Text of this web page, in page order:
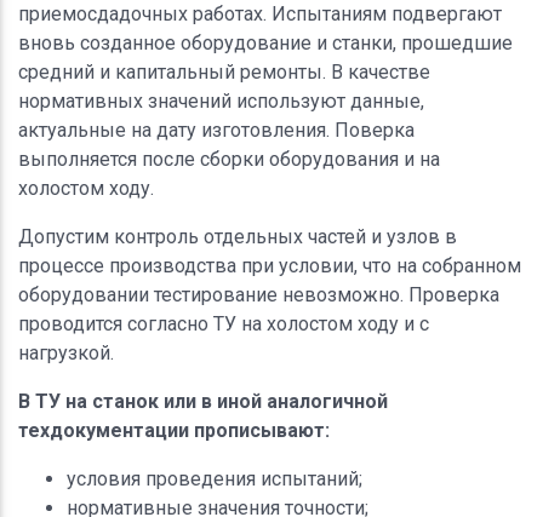
приемосдадочных работах. Испытаниям подвергают
вновь созданное оборудование и станки, прошедшие
средний и капитальный ремонты. В качестве
нормативных значений используют данные,
актуальные на дату изготовления. Поверка
выполняется после сборки оборудования и на
холостом ходу.
Допустим контроль отдельных частей и узлов в
процессе производства при условии, что на собранном
оборудовании тестирование невозможно. Проверка
проводится согласно ТУ на холостом ходу и с
нагрузкой.
В ТУ на станок или в иной аналогичной
техдокументации прописывают:
условия проведения испытаний;
нормативные значения точности;